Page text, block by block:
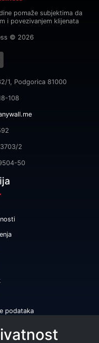
pomaže subjektima da
i povezivanjem klijenata
© 2026
1, Podgorica 81000
108
2
50
podataka